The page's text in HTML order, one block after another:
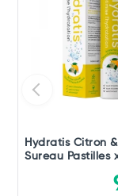
Hydratis Citron
Sureau Pastilles